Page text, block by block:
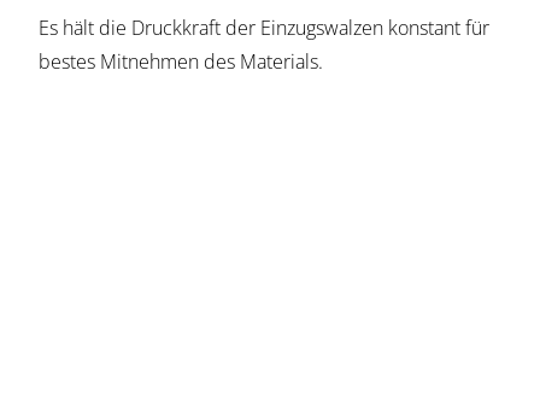
Es hält die Druckkraft der Einzugswalzen konstant für
bestes Mitnehmen des Materials.